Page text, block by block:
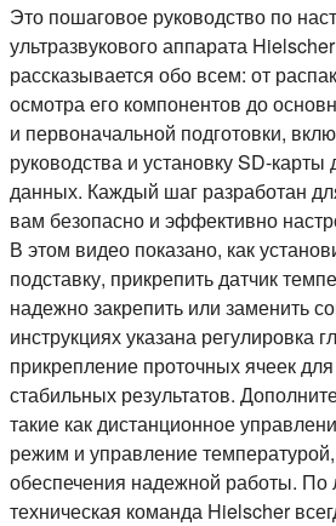
Это пошаговое руководство по
ультразвукового аппарата
рассказывается обо всем: от
осмотра его компонентов до
и первоначальной подготовки,
руководства и установку SD-карты
данных. Каждый шаг разработан
вам безопасно и эффективно
В этом видео показано, как
подставку, прикрепить датчик
надежно закрепить или заменить
инструкциях указана регулировка
прикрепление проточных ячеек
стабильных результатов.
такие как дистанционное
режим и управление
обеспечения надежной работы.
техническая команда Hielscher